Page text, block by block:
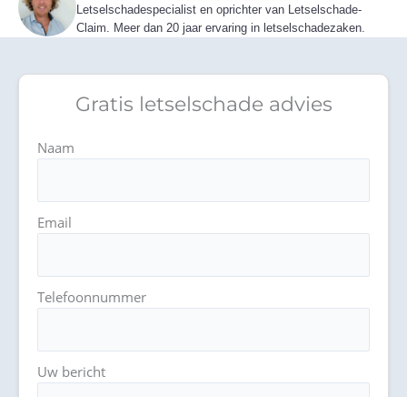
Letselschadespecialist en oprichter van Letselschade-
Claim. Meer dan 20 jaar ervaring in letselschadezaken.
Gratis letselschade advies
Naam
Email
Telefoonnummer
Uw bericht